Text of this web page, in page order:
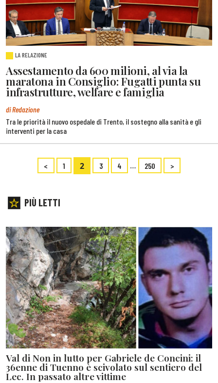
LA RELAZIONE
Assestamento da 600 milioni, al via la
maratona in Consiglio: Fugatti punta su
infrastrutture, welfare e famiglia
di Redazione
Tra le priorità il nuovo ospedale di Trento, il sostegno alla sanità e gli
interventi per la casa
< 1 2 3 4 … 250 >
PIÙ LETTI
Val di Non in lutto per Gabriele de Concini: il
36enne di Tuenno è scivolato sul sentiero del
Lec. In passato altre vittime